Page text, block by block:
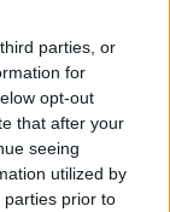
parties, or
for
opt-out
that after your
seeing
utilized by
parties prior to
maglia
cosa ne pensi